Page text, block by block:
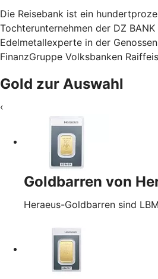
Die Reisebank ist ein
Tochterunternehmen der DZ
Edelmetallexperte in der
FinanzGruppe Volksbanken
Gold zur Auswahl
‹
Goldbarren von
Heraeus-Goldbarren sind